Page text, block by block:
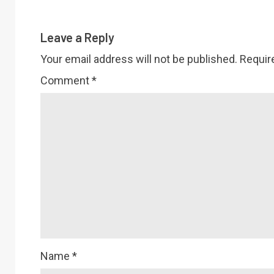
Leave a Reply
Your email address will not be published.
Comment*
Name *